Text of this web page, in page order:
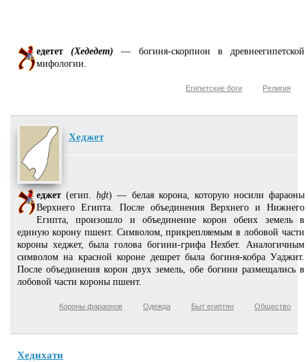
едетет(Хедедет) — богиня-скорпион в древнеегипетской
мифологии.
Религия
Египетские боги
Хеджет
еджет (егип.ḥḏt) — белая корона, которую носили фараоны
Верхнего Египта. После объединения Верхнего и Нижнего
Египта, произошло и объединение корон обеих земель в
единую корону пшент. Символом, прикрепляемым в лобовой части
короны хеджет, была голова богини-грифа Нехбет. Аналогичным
символом на красной короне дешрет была богиня-кобра Уаджит.
После объединения корон двух земель, обе богини размещались в
лобовой части короны пшент.
Общество
Быт египтян
Одежда
Короны фараонов
Хедихати